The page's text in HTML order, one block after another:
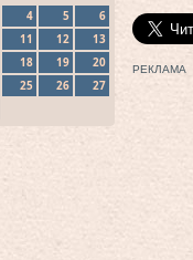
4 5
6
11 12
13
18 19
20
25 26
27
РЕКЛАМА